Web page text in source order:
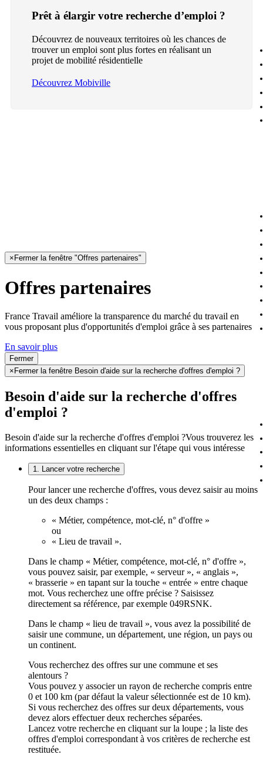
Prêt à élargir votre recherche d’emploi ?
Découvrez de nouveaux territoires où les chances de
trouver un emploi sont plus fortes en réalisant un
projet de mobilité résidentielle
Découvrez Mobiville
× Fermer la fenêtre "Offres partenaires"
Offres partenaires
France Travail améliore la transparence du marché du travail en
vous proposant plus d'opportunités d'emploi grâce à ses partenaires
En savoir plus
Fermer
× Fermer la fenêtre Besoin d'aide sur la recherche d'offres d'emploi ?
Besoin d'aide sur la recherche d'offres
d'emploi ?
Besoin d'aide sur la recherche d'offres d'emploi ?Vous trouverez les
informations essentielles en cliquant sur l'étape qui vous intéresse
1. Lancer votre recherche
Pour lancer une recherche d'offres, vous devez saisir au moins
un des deux champs :
« Métier, compétence, mot-clé, n° d'offre »
ou
« Lieu de travail ».
Dans le champ « Métier, compétence, mot-clé, n° d'offre »,
vous pouvez saisir, par exemple, « serveur », « anglais »,
« brasserie » en tapant sur la touche « entrée » entre chaque
mot. Vous recherchez une offre précise ? Saisissez
directement sa référence, par exemple 049RSNK.
Dans le champ « lieu de travail », vous avez la possibilité de
saisir une commune, un département, une région, un pays ou
un continent.
Vous recherchez des offres sur une commune et ses
alentours ?
Vous pouvez y associer un rayon de recherche compris entre
0 et 100 km (par défaut la valeur sélectionnée est de 10 km).
Si vous recherchez des offres sur deux départements, vous
devez alors effectuer deux recherches séparées.
Lancez votre recherche en cliquant sur la loupe ; la liste des
offres d'emploi correspondant à vos critères de recherche est
restituée.